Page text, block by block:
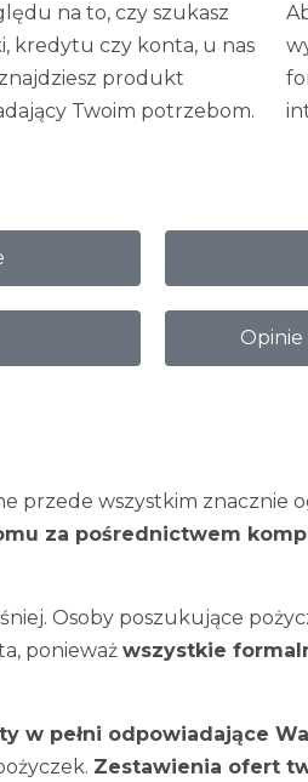
na to, czy szukasz
kredytu czy konta, u nas
produkt
Twoim potrzebom.​
przede wszystkim znacznie
za pośrednictwem
Osoby poszukujące
ponieważ wszystkie
w pełni odpowiadające
Zestawienia ofert